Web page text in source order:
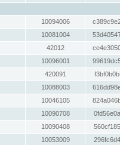
10094006
10081004
42012
10096001
420091
10088003
10046105
10090708
10090408
10053009